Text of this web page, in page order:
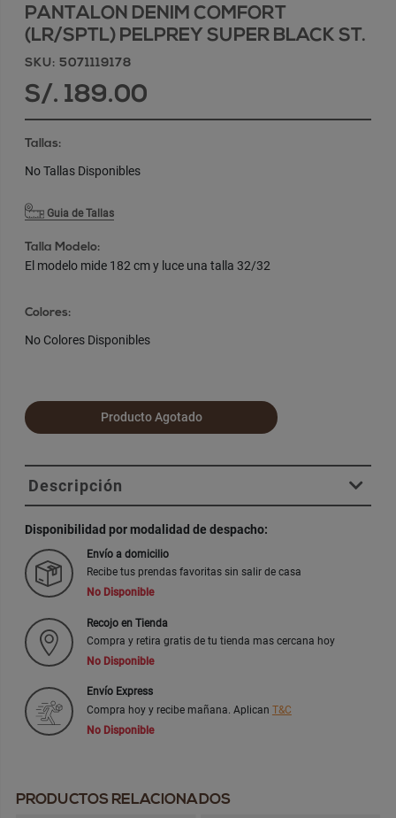
PANTALON DENIM COMFORT
(LR/SPTL) PELPREY SUPER BLACK ST.
SKU: 5071119178
S/. 189.00
Tallas:
No Tallas Disponibles
Guia de Tallas
Talla Modelo:
El modelo mide 182 cm y luce una talla 32/32
Colores:
No Colores Disponibles
Producto Agotado
Descripción
Disponibilidad por modalidad de despacho:
Envío a domicilio
Recibe tus prendas favoritas sin salir de casa
No Disponible
Recojo en Tienda
Compra y retira gratis de tu tienda mas cercana hoy
No Disponible
Envío Express
Compra hoy y recibe mañana. Aplican T&C
No Disponible
PRODUCTOS RELACIONADOS